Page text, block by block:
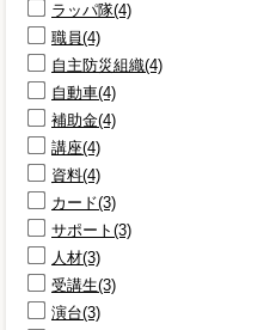
ラッパ隊(4)
職員(4)
自主防災組織(4)
自動車(4)
補助金(4)
講座(4)
資料(4)
カード(3)
サポート(3)
人材(3)
受講生(3)
演台(3)
○○○自主防災会規約